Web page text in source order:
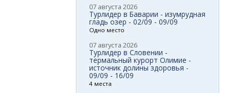
07 августа 2026
Турлидер в Баварии - изумрудная
гладь озер - 02/09 - 09/09
Одно место
07 августа 2026
Турлидер в Словении -
термальный курорт Олимие -
источник долины здоровья -
09/09 - 16/09
4 места